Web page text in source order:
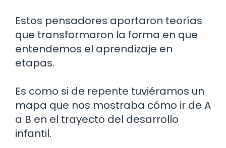
Estos pensadores aportaron teorías
que transformaron la forma en que
entendemos el aprendizaje en
etapas.
Es como si de repente tuviéramos un
mapa que nos mostraba cómo ir de A
a B en el trayecto del desarrollo
infantil.